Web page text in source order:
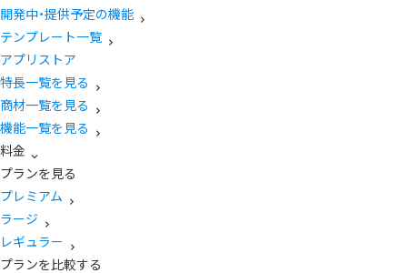
開発中・提供予定の機能
テンプレート一覧
アプリストア
特長一覧を見る
商材一覧を見る
機能一覧を見る
料金
プランを見る
プレミアム
ラージ
レギュラー
プランを比較する